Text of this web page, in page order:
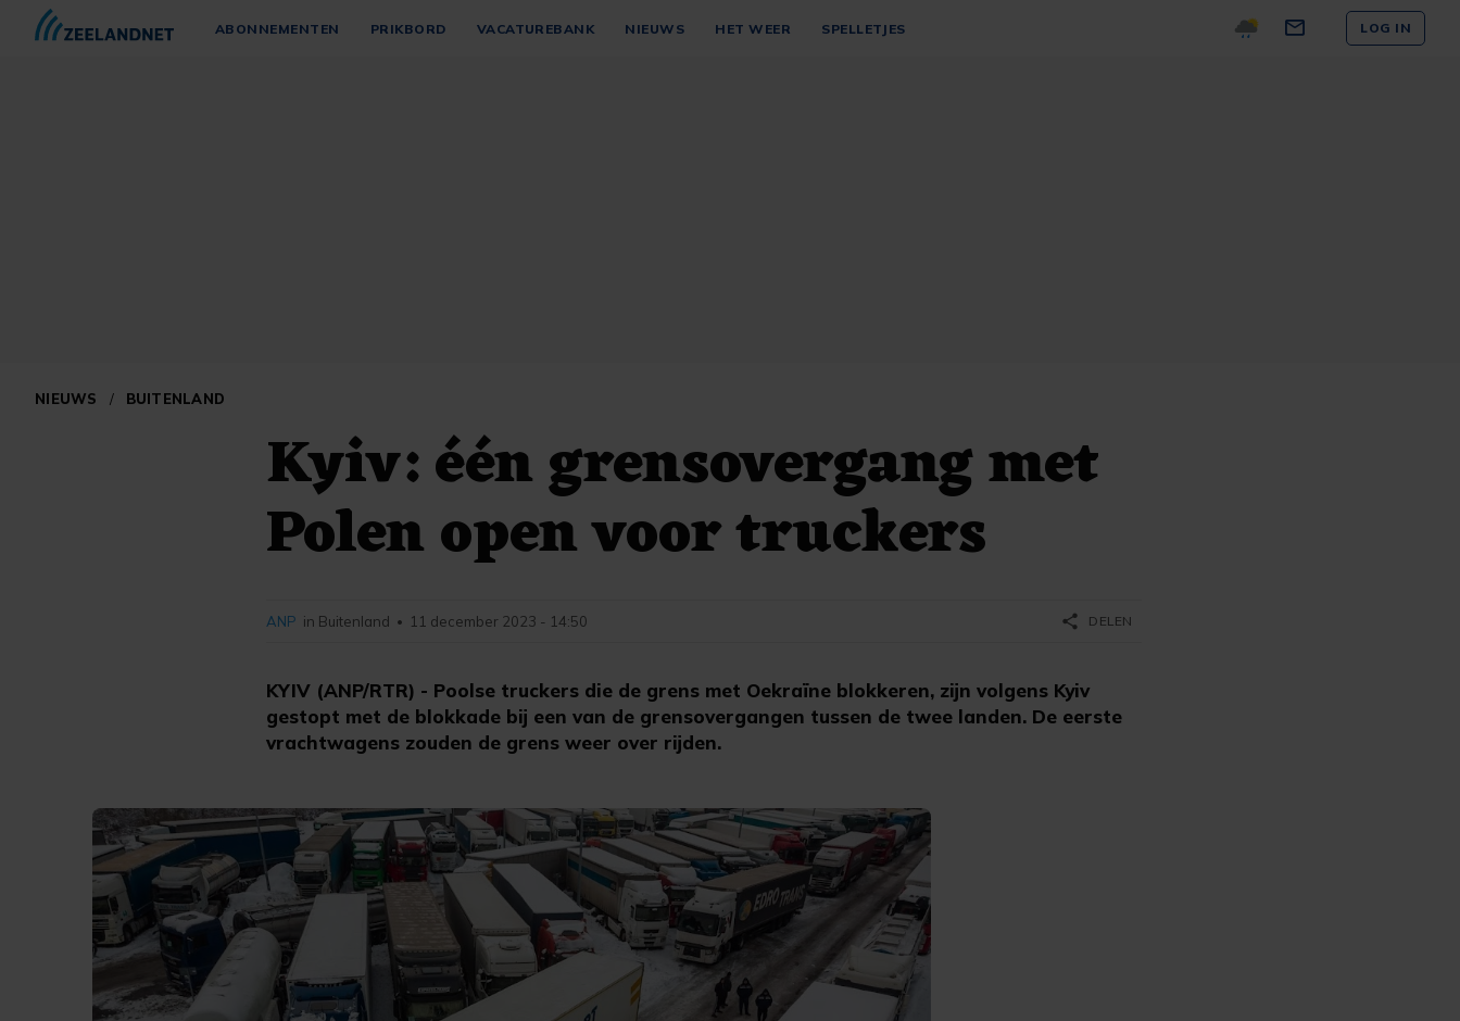
ABONNEMENTEN PRIKBORD VACATUREBANK NIEUWS HET WEER SPELLETJES LOG IN
NIEUWS / BUITENLAND
Kyiv: één grensovergang met
Polen open voor truckers
KYIV (ANP/RTR) - Poolse truckers die de grens met Oekraïne blokkeren, zijn volgens Kyiv
gestopt met de blokkade bij een van de grensovergangen tussen de twee landen. De eerste
vrachtwagens zouden de grens weer over rijden.
ANP in Buitenland • 11 december 2023 - 14:50 share DELEN